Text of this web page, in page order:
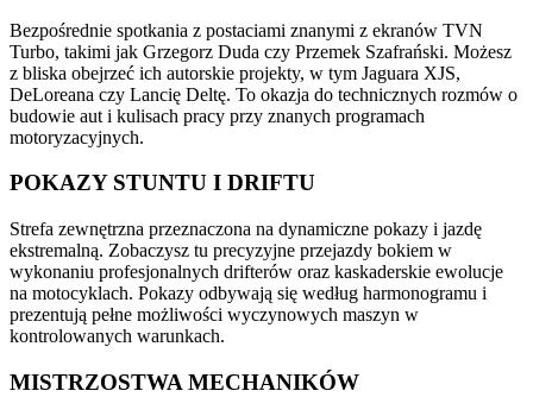
Bezpośrednie spotkania z postaciami znanymi z ekranów TVN
Turbo, takimi jak Grzegorz Duda czy Przemek Szafrański. Możesz
z bliska obejrzeć ich autorskie projekty, w tym Jaguara XJS,
DeLoreana czy Lancię Deltę. To okazja do technicznych rozmów o
budowie aut i kulisach pracy przy znanych programach
motoryzacyjnych.
POKAZY STUNTU I DRIFTU
Strefa zewnętrzna przeznaczona na dynamiczne pokazy i jazdę
ekstremalną. Zobaczysz tu precyzyjne przejazdy bokiem w
wykonaniu profesjonalnych drifterów oraz kaskaderskie ewolucje
na motocyklach. Pokazy odbywają się według harmonogramu i
prezentują pełne możliwości wyczynowych maszyn w
kontrolowanych warunkach.
MISTRZOSTWA MECHANIKÓW